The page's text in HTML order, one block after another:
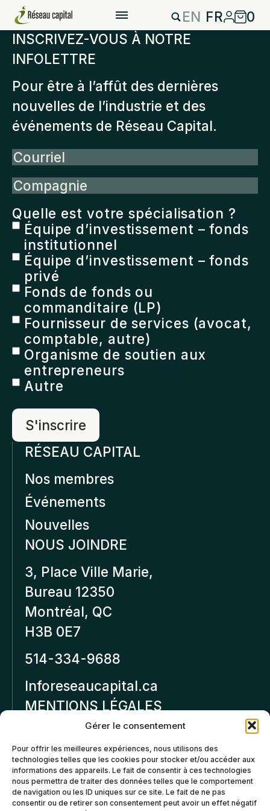
Gérer le consentement
Pour offrir les meilleures expériences, nous utilisons des
technologies telles que les cookies pour stocker et/ou accéder aux
informations des appareils. Le fait de consentir à ces technologies
nous permettra de traiter des données telles que le comportement
de navigation ou les ID uniques sur ce site. Le fait de ne pas
consentir ou de retirer son consentement peut avoir un effet négatif
EN FR
0
INSCRIVEZ-VOUS À NOTRE
INFOLETTRE
Pour être à l’affût des dernières
nouvelles de l’industrie et des
événements de Réseau Capital.
Courriel
Compagnie
Quelle est votre spécialisation ?
Équipe d’investissement – fonds
institutionnel
Équipe d’investissement – fonds
privé
Fonds de fonds ou
commanditaire (LP)
Fournisseur de services (avocat,
comptable, autre)
Organisme de soutien aux
entrepreneurs
Autre
RÉSEAU CAPITAL
Nos membres
Événements
Nouvelles
NOUS JOINDRE
3, Place Ville Marie,
Bureau 12350
Montréal, QC
H3B 0E7
514-334-9688
Inforeseaucapital.ca
MENTIONS LÉGALES
Politique de
confidentialité
Politiques d’annulation et
de remboursement